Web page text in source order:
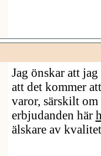
Jag önskar att
att det kommer
varor, särskilt om
erbjudanden här
älskare av